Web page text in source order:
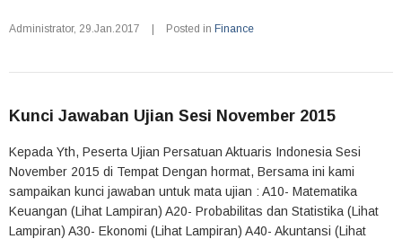
Administrator, 29.Jan.2017 Posted in Finance
Kunci Jawaban Ujian Sesi November 2015
Kepada Yth, Peserta Ujian Persatuan Aktuaris Indonesia Sesi
November 2015 di Tempat Dengan hormat, Bersama ini kami
sampaikan kunci jawaban untuk mata ujian : A10- Matematika
Keuangan (Lihat Lampiran) A20- Probabilitas dan Statistika (Lihat
Lampiran) A30- Ekonomi (Lihat Lampiran) A40- Akuntansi (Lihat